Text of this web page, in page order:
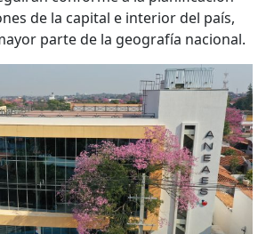
de la capital e interior del país,
parte de la geografía nacional.